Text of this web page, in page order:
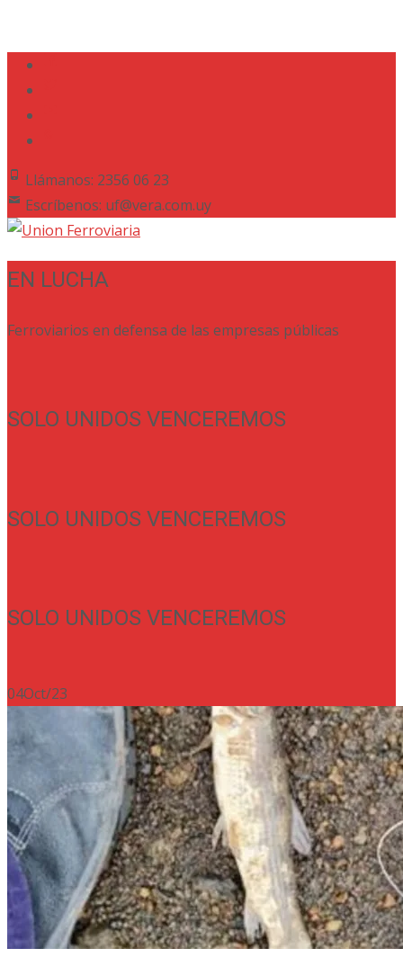
Llámanos: 2356 06 23
Escríbenos: uf@vera.com.uy
EN LUCHA
Ferroviarios en defensa de las empresas públicas
SOLO UNIDOS VENCEREMOS
SOLO UNIDOS VENCEREMOS
SOLO UNIDOS VENCEREMOS
04Oct/23